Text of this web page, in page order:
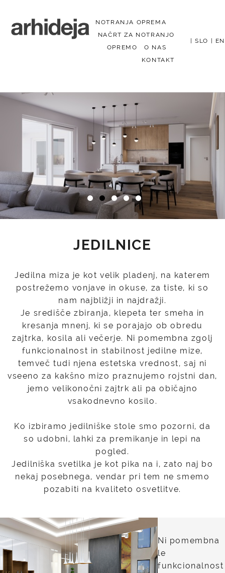
NOTRANJA OPREMA
NAČRT ZA NOTRANJO
OPREMOO NAS
KONTAKT
|SLO EN
JEDILNICE
Jedilna miza je kot velik pladenj, na katerem
postrežemo vonjave in okuse, za tiste, ki so
nam najbližji in najdražji.
Je središče zbiranja, klepeta ter smeha in
kresanja mnenj, ki se porajajo ob obredu
zajtrka, kosila ali večerje. Ni pomembna zgolj
funkcionalnost in stabilnost jedilne mize,
temveč tudi njena estetska vrednost, saj ni
vseeno za kakšno mizo praznujemo rojstni dan,
jemo velikonočni zajtrk ali pa običajno
vsakodnevno kosilo.
Ko izbiramo jedilniške stole smo pozorni, da
so udobni, lahki za premikanje in lepi na
pogled.
Jedilniška svetilka je kot pika na i, zato naj bo
nekaj posebnega, vendar pri tem ne smemo
pozabiti na kvaliteto osvetlitve.
Ni pomembna
le
funkcionalnost